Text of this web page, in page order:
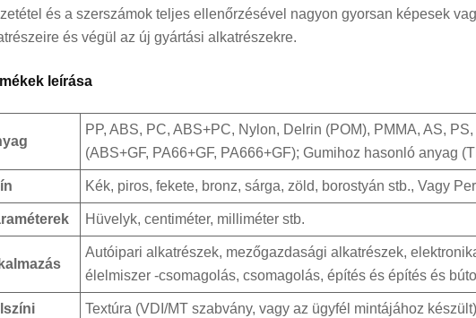
és a szerszámok teljes ellenőrzésével nagyon gyorsan képesek
és végül az új gyártási alkatrészekre.
leírása
PP, ABS, PC, ABS+PC, Nylon, Delrin (POM), PMMA, AS,
(ABS+GF, PA66+GF, PA666+GF); Gumihoz hasonló anyag
Kék, piros, fekete, bronz, sárga, zöld, borostyán stb., Vagy
Hüvelyk, centiméter, milliméter stb.
Autóipari alkatrészek, mezőgazdasági alkatrészek,
élelmiszer -csomagolás, csomagolás, építés és építés és
Textúra (VDI/MT szabvány, vagy az ügyfél mintájához